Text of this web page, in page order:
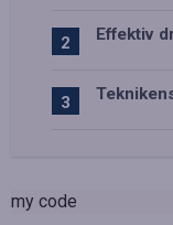
Effektiv
my code